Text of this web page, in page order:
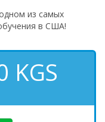
из самых
в США!
KGS